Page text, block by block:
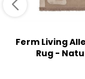
Ferm Living
Rug -